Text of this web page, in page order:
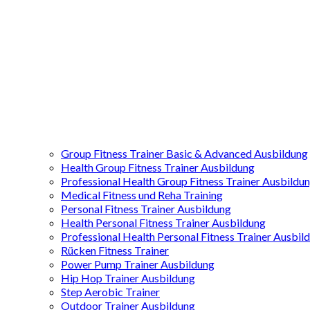
Group Fitness Trainer Basic & Advanced Ausbildung
Health Group Fitness Trainer Ausbildung
Professional Health Group Fitness Trainer
Medical Fitness und Reha Training
Personal Fitness Trainer Ausbildung
Health Personal Fitness Trainer Ausbildung
Professional Health Personal Fitness Trainer
Rücken Fitness Trainer
Power Pump Trainer Ausbildung
Hip Hop Trainer Ausbildung
Step Aerobic Trainer
Outdoor Trainer Ausbildung